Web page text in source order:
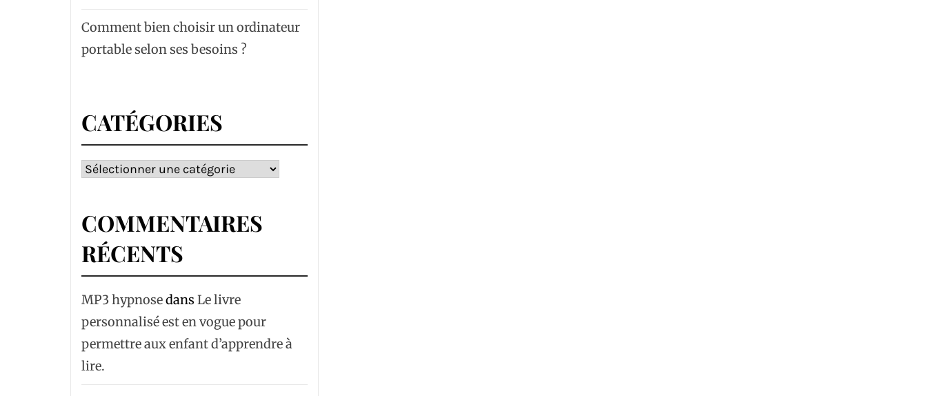
Comment bien choisir un ordinateur
portable selon ses besoins ?
CATÉGORIES
Catégories
COMMENTAIRES
RÉCENTS
MP3 hypnosedans Le livre
personnalisé est en vogue pour
permettre aux enfant d’apprendre à
lire.